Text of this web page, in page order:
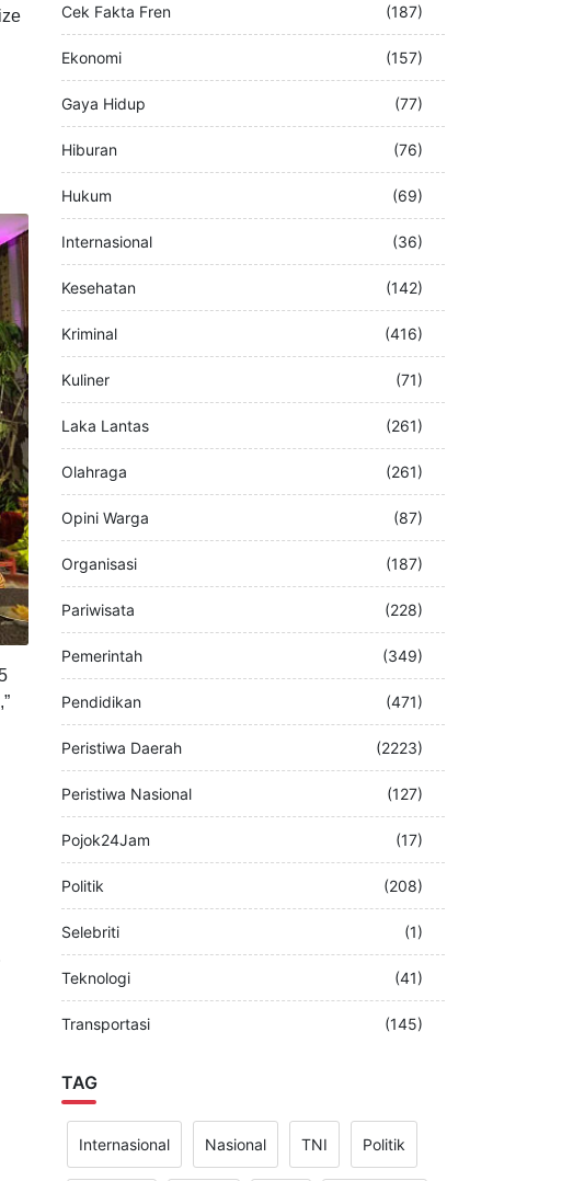
Bisnis (50)
Cek Fakta Fren (187)
Ekonomi (157)
Gaya Hidup (77)
Hiburan (76)
Hukum (69)
Internasional (36)
Kesehatan (142)
Kriminal (416)
Kuliner (71)
Laka Lantas (261)
Olahraga (261)
Opini Warga (87)
Organisasi (187)
Pariwisata (228)
Pemerintah (349)
Pendidikan (471)
Peristiwa Daerah (2223)
Peristiwa Nasional (127)
Pojok24Jam (17)
Politik (208)
Selebriti (1)
Transportasi
TAG